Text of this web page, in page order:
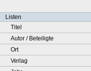
Listen
Titel
Autor / Beteiligte
Ort
Verlag